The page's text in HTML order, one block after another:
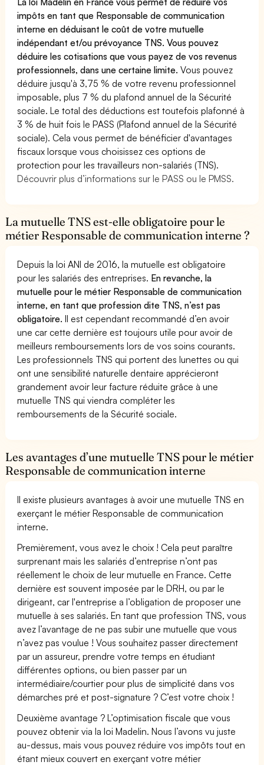
impôts en tant que Responsable de communication
interne en déduisant le coût de votre mutuelle
indépendant et/ou prévoyance TNS. Vous pouvez
déduire les cotisations que vous payez de vos revenus
professionnels, dans une certaine limite.Vous pouvez
déduire jusqu'à 3,75 % de votre revenu professionnel
imposable, plus 7 % du plafond annuel de la Sécurité
sociale. Le total des déductions est toutefois plafonné à
3 % de huit fois le PASS (Plafond annuel de la Sécurité
sociale). Cela vous permet de bénéficier d'avantages
fiscaux lorsque vous choisissez ces options de
protection pour les travailleurs non-salariés (TNS).
Découvrir plus d’informations sur le PASS ou le PMSS.
La mutuelle TNS est-elle obligatoire pour le
métier Responsable de communication interne ?
Depuis la loi ANI de 2016, la mutuelle est obligatoire
pour les salariés des entreprises. En revanche, la
mutuelle pour le métier Responsable de communication
interne, en tant que profession dite TNS, n’est pas
obligatoire.Il est cependant recommandé d’en avoir
une car cette dernière est toujours utile pour avoir de
meilleurs remboursements lors de vos soins courants.
Les professionnels TNS qui portent des lunettes ou qui
ont une sensibilité naturelle dentaire apprécieront
grandement avoir leur facture réduite grâce à une
mutuelle TNS qui viendra compléter les
remboursements de la Sécurité sociale.
Les avantages d’une mutuelle TNS pour le métier
Responsable de communication interne
Il existe plusieurs avantages à avoir une mutuelle TNS en
exerçant le métier Responsable de communication
interne.
Premièrement, vous avez le choix ! Cela peut paraître
surprenant mais les salariés d’entreprise n’ont pas
réellement le choix de leur mutuelle en France. Cette
dernière est souvent imposée par le DRH, ou par le
dirigeant, car l'entreprise a l’obligation de proposer une
mutuelle à ses salariés. En tant que profession TNS, vous
avez l’avantage de ne pas subir une mutuelle que vous
n’avez pas voulue ! Vous souhaitez passer directement
par un assureur, prendre votre temps en étudiant
différentes options, ou bien passer par un
intermédiaire/courtier pour plus de simplicité dans vos
démarches pré et post-signature ? C’est votre choix !
Deuxième avantage ? L’optimisation fiscale que vous
pouvez obtenir via la loi Madelin. Nous l’avons vu juste
au-dessus, mais vous pouvez réduire vos impôts tout en
étant mieux couvert en exerçant votre métier